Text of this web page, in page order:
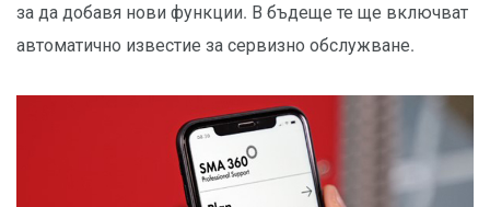
за да добавя нови функции. В бъдеще те ще включват
автоматично известие за сервизно обслужване.